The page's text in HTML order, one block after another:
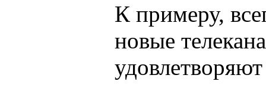
К примеру,
новые